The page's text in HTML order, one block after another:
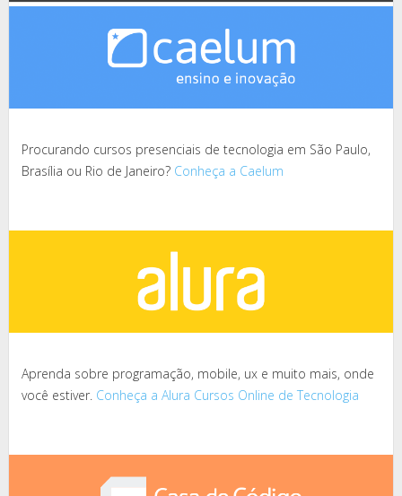
Procurando cursos presenciais de tecnologia em São Paulo,
Brasília ou Rio de Janeiro? Conheça a Caelum
Aprenda sobre programação, mobile, ux e muito mais, onde
você estiver. Conheça a Alura Cursos Online de Tecnologia